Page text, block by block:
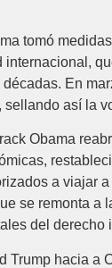
tomó
En
así la
Obama
a viajar
se remonta a
del derecho
Trump hacia a